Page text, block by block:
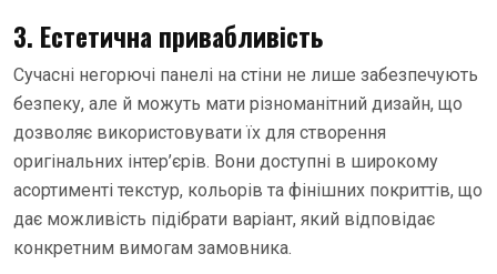
3. Естетична привабливість
Сучасні негорючі панелі на стіни не лише забезпечують
безпеку, але й можуть мати різноманітний дизайн, що
дозволяє використовувати їх для створення
оригінальних інтер’єрів. Вони доступні в широкому
асортименті текстур, кольорів та фінішних покриттів, що
дає можливість підібрати варіант, який відповідає
конкретним вимогам замовника.